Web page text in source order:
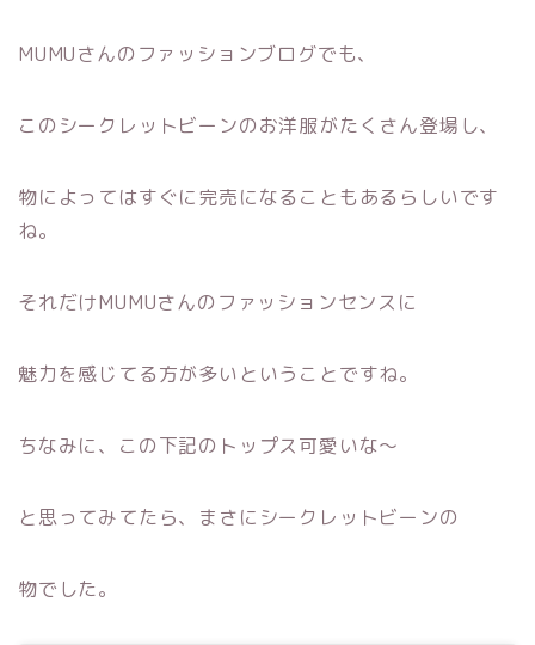
MUMUさんのファッションブログでも、
このシークレットビーンのお洋服がたくさん登場し、
物によってはすぐに完売になることもあるらしいです
ね。
それだけMUMUさんのファッションセンスに
魅力を感じてる方が多いということですね。
ちなみに、この下記のトップス可愛いな〜
と思ってみてたら、まさにシークレットビーンの
物でした。